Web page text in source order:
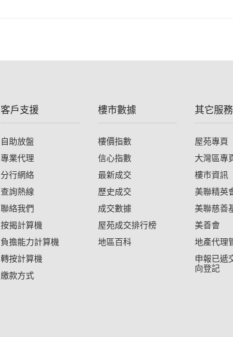
客戶支援
自助放盤
專業代理
分行網絡
查詢熱線
聯絡我們
按揭計算機
負擔能力計算機
轉按計算機
繳款方式
樓市數據
樓價指數
信心指數
最新成交
歷史成交
成交數據
屋苑成交排行榜
地區百科
其它服務
屋苑專頁
大灣區專
樓市資訊
美聯精英
美聯慈善
美善會
地產代理
申報已遞
向登記